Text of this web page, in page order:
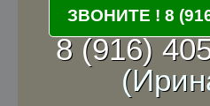
8 (916)
ЗВОНИТЕ ! 8